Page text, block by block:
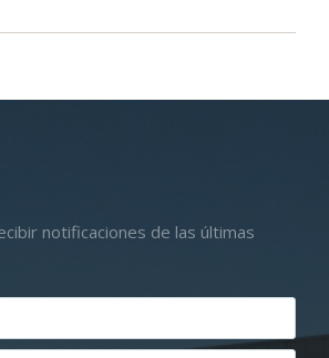
notificaciones de las últimas